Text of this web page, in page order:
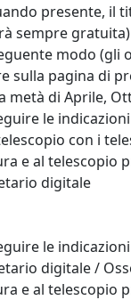
presente, il
sempre
modo (gli
sulla pagina di
metà di Aprile,
le
con i
e al telescopio
digitale
le
digitale /
e al telescopio